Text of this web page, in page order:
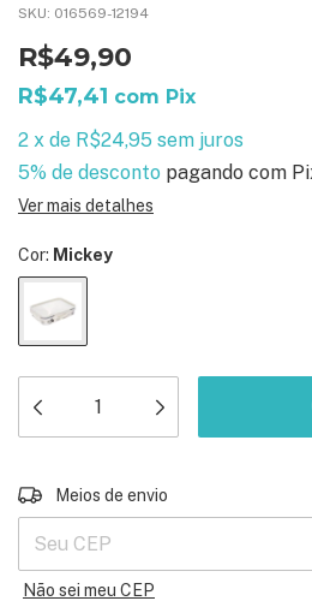
SKU: 016569-12194
R$49,90
R$47,41 com Pix
2 x de R$24,95 sem juros
5% de desconto pagando com
Ver mais detalhes
Cor: Mickey
Entregas para o CEP:
Meios de envio
Não sei meu CEP